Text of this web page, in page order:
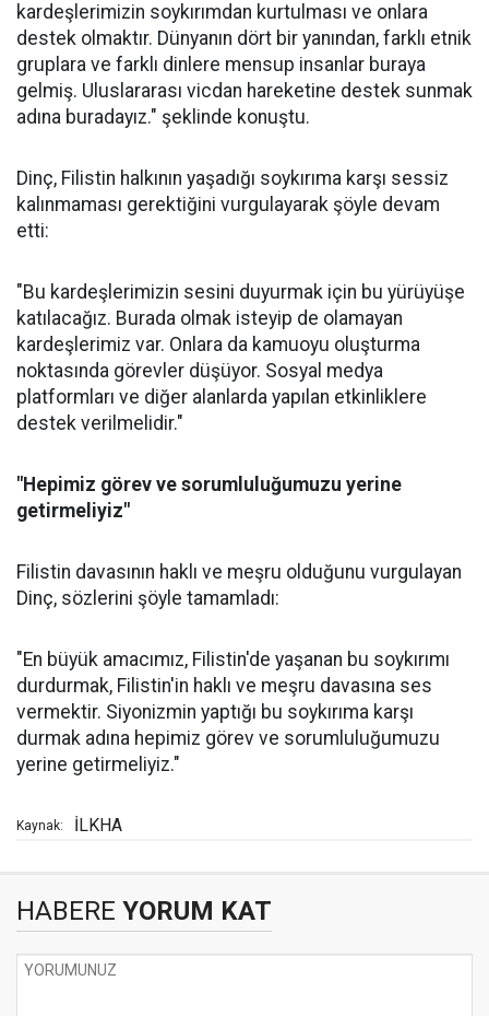
kardeşlerimizin soykırımdan kurtulması ve onlara
destek olmaktır. Dünyanın dört bir yanından, farklı etnik
gruplara ve farklı dinlere mensup insanlar buraya
gelmiş. Uluslararası vicdan hareketine destek sunmak
adına buradayız." şeklinde konuştu.
Dinç, Filistin halkının yaşadığı soykırıma karşı sessiz
kalınmaması gerektiğini vurgulayarak şöyle devam
etti:
"Bu kardeşlerimizin sesini duyurmak için bu yürüyüşe
katılacağız. Burada olmak isteyip de olamayan
kardeşlerimiz var. Onlara da kamuoyu oluşturma
noktasında görevler düşüyor. Sosyal medya
platformları ve diğer alanlarda yapılan etkinliklere
destek verilmelidir."
"Hepimiz görev ve sorumluluğumuzu yerine
getirmeliyiz"
Filistin davasının haklı ve meşru olduğunu vurgulayan
Dinç, sözlerini şöyle tamamladı:
"En büyük amacımız, Filistin'de yaşanan bu soykırımı
durdurmak, Filistin'in haklı ve meşru davasına ses
vermektir. Siyonizmin yaptığı bu soykırıma karşı
durmak adına hepimiz görev ve sorumluluğumuzu
yerine getirmeliyiz."
Kaynak: İLKHA
HABERE YORUM KAT